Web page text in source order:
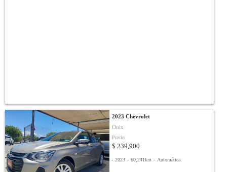
2023 Chevrolet
Onix
Precio
$ 239,900
- 2023 - 60,241km - Automática